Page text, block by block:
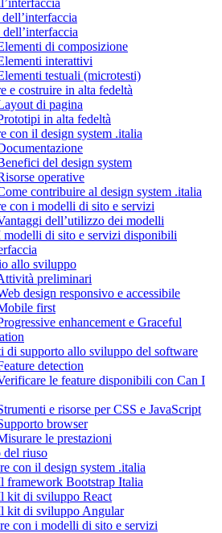
di composizione
interattivi
testuali (microtesti)
e costruire in alta fedeltà
di pagina
in alta fedeltà
con il design system .italia
del design system
operative
contribuire al design system .italia
con i modelli di sito e servizi
dell’utilizzo dei modelli
modelli di sito e servizi disponibili
allo sviluppo
preliminari
design responsivo e accessibile
first
enhancement e Graceful
di supporto allo sviluppo del software
detection
le feature disponibili con Can I
e risorse per CSS e JavaScript
browser
le prestazioni
del riuso
con il design system .italia
framework Bootstrap Italia
kit di sviluppo React
kit di sviluppo Angular
con i modelli di sito e servizi